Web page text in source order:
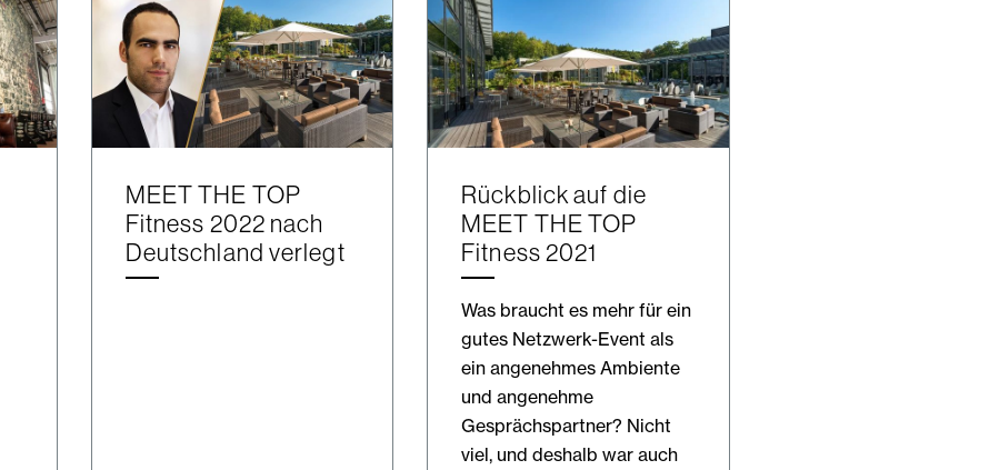
MEET THE TOP
Fitness 2022 nach
Deutschland verlegt
Rückblick auf die
MEET THE TOP
Fitness 2021
Was braucht es mehr für ein
gutes Netzwerk-Event als
ein angenehmes Ambiente
und angenehme
Gesprächspartner? Nicht
viel, und deshalb war auch